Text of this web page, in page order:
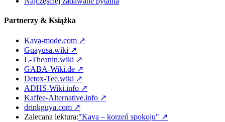
Partnerzy & Książka
Kava-mode.com ↗
Guayusa.wiki ↗
L-Theanin.wiki ↗
GABA-Wiki.de ↗
Detox-Tee.wiki ↗
ADHS-Wiki.info ↗
Kaffee-Alternative.info ↗
drinkguya.com ↗
Zalecana lektura:"Kava – korzeń spokoju" ↗